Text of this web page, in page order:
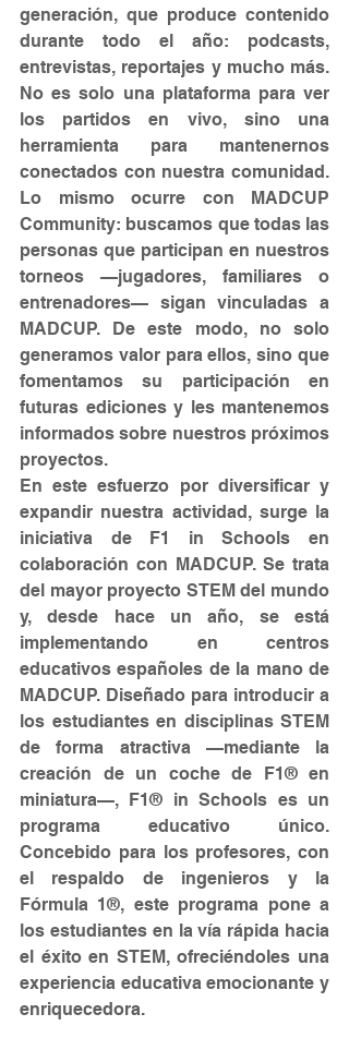
generación, que produce contenido
durante todo el año: podcasts,
entrevistas, reportajes y mucho más.
No es solo una plataforma para ver
los partidos en vivo, sino una
herramienta para mantenernos
conectados con nuestra comunidad.
Lo mismo ocurre con MADCUP
Community: buscamos que todas las
personas que participan en nuestros
torneos —jugadores, familiares o
entrenadores— sigan vinculadas a
MADCUP. De este modo, no solo
generamos valor para ellos, sino que
fomentamos su participación en
futuras ediciones y les mantenemos
informados sobre nuestros próximos
proyectos.
En este esfuerzo por diversificar y
expandir nuestra actividad, surge la
iniciativa de F1 in Schools en
colaboración con MADCUP. Se trata
del mayor proyecto STEM del mundo
y, desde hace un año, se está
implementando en centros
educativos españoles de la mano de
MADCUP. Diseñado para introducir a
los estudiantes en disciplinas STEM
de forma atractiva —mediante la
creación de un coche de F1® en
miniatura—, F1® in Schools es un
programa educativo único.
Concebido para los profesores, con
el respaldo de ingenieros y la
Fórmula 1®, este programa pone a
los estudiantes en la vía rápida hacia
el éxito en STEM, ofreciéndoles una
experiencia educativa emocionante y
enriquecedora.